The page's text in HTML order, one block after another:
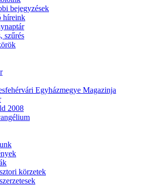
bejegyzések
híreink
szűrés
Egyházmegye Magazinja
2008
körzetek